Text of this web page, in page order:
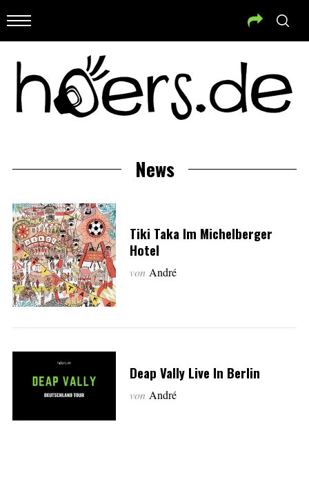
News
Tiki Taka Im Michelberger
Hotel
von André
Deap Vally Live In Berlin
von André